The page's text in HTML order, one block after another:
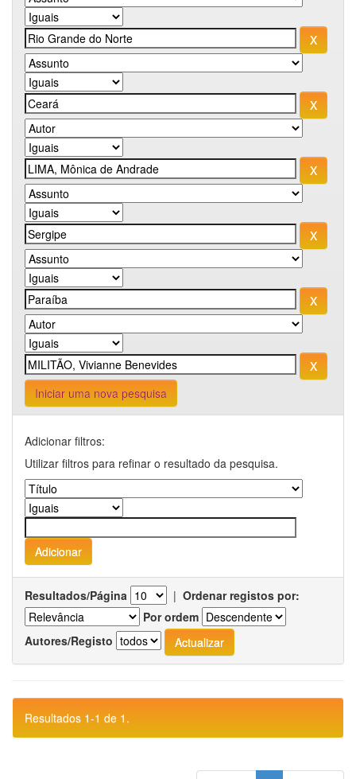
Iniciar uma nova pesquisa
Adicionar filtros:
Utilizar filtros para refinar o resultado da pesquisa.
Resultados/Página | Ordenar registos por:
Por ordem
Autores/Registo
Resultados 1-1 de 1.